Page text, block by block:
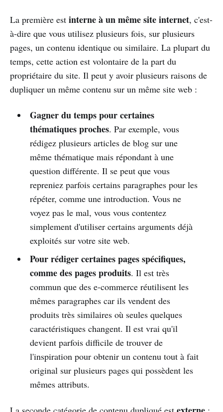
La première est interne à un même site internet, c'est-
à-dire que vous utilisez plusieurs fois, sur plusieurs
pages, un contenu identique ou similaire. La plupart du
temps, cette action est volontaire de la part du
propriétaire du site. Il peut y avoir plusieurs raisons de
dupliquer un même contenu sur un même site web :
Gagner du temps pour certaines
thématiques proches. Par exemple, vous
rédigez plusieurs articles de blog sur une
même thématique mais répondant à une
question différente. Il se peut que vous
repreniez parfois certains paragraphes pour les
répéter, comme une introduction. Vous ne
voyez pas le mal, vous vous contentez
simplement d'utiliser certains arguments déjà
exploités sur votre site web.
Pour rédiger certaines pages spécifiques,
comme des pages produits. Il est très
commun que des e-commerce réutilisent les
mêmes paragraphes car ils vendent des
produits très similaires où seules quelques
caractéristiques changent. Il est vrai qu'il
devient parfois difficile de trouver de
l'inspiration pour obtenir un contenu tout à fait
original sur plusieurs pages qui possèdent les
mêmes attributs.